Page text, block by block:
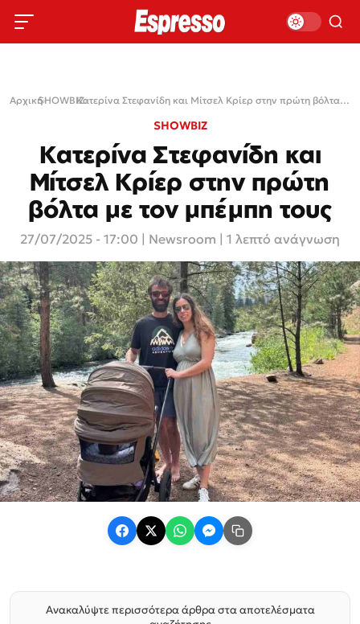
Αρχική›
SHOWBIZ› Κατερίνα Στεφανίδη και Μίτσελ Κρίερ στην πρώτη βόλτα με τον μπέμπη τους
SHOWBIZ
Κατερίνα Στεφανίδη και
Μίτσελ Κρίερ στην πρώτη
βόλτα με τον μπέμπη τους
27/07/2025 - 17:00 Newsroom | 1 λεπτό ανάγνωση
Ανακαλύψτε περισσότερα άρθρα στα αποτελέσματα